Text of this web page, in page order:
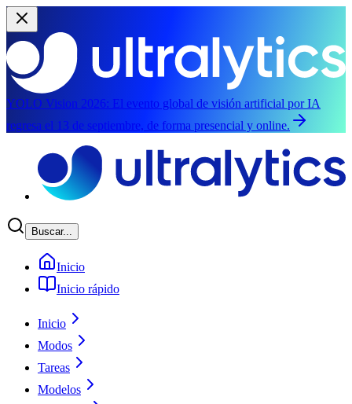
YOLO Vision 2026: El evento global de visión artificial por IA
regresa el 13 de septiembre, de forma presencial y online.
Buscar...
Inicio
Inicio rápido
Inicio
Modos
Tareas
Modelos